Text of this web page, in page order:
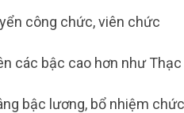
công chức, viên chức
các bậc cao hơn như
bậc lương, bổ nhiệm